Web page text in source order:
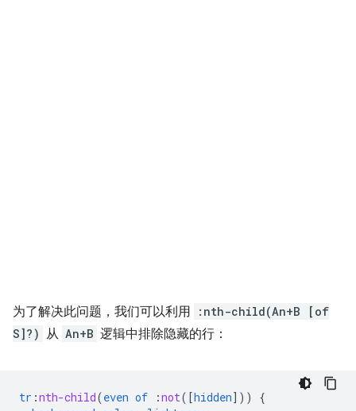
为了解决此问题，我们可以利用
:nth-child(An+B [of
S]?) 从 An+B 逻辑中排除隐藏的行：
tr :nth-child(even of :not([hidden]))
{